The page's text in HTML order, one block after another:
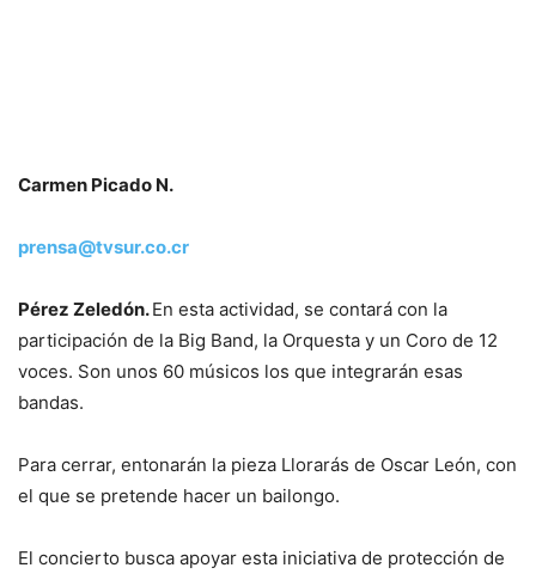
Carmen Picado N.
prensa@tvsur.co.cr
Pérez Zeledón.En esta actividad, se contará con la
participación de la Big Band, la Orquesta y un Coro de 12
voces. Son unos 60 músicos los que integrarán esas
bandas.
Para cerrar, entonarán la pieza Llorarás de Oscar León, con
el que se pretende hacer un bailongo.
El concierto busca apoyar esta iniciativa de protección de